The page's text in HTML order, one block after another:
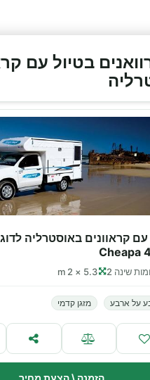
בטיול עם
עם קראוונים באוסטרליה
Cheapa
שינה 2 5.3 × 2 m
על ארבע מזגן קדמי
הזמנה \ הצעת מחיר